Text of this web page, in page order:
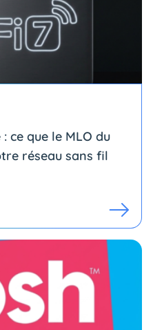
ce que le MLO du
réseau sans fil